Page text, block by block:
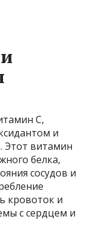
С,
и
Этот витамин
белка,
сосудов и
кровоток и
с сердцем и